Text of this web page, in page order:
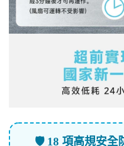
🛡️ 18 項高規安全